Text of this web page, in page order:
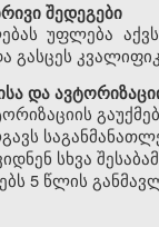
შედეგები
უფლება
გასცეს
და
სხვა
5 წლის